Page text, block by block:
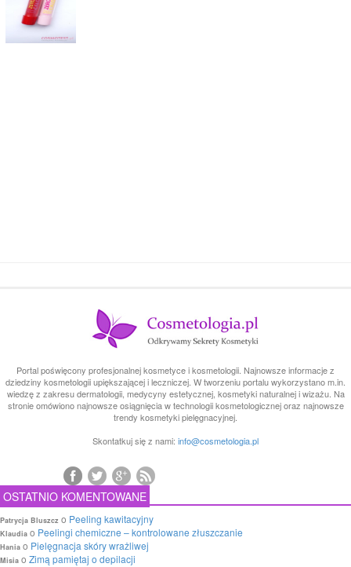
Portal poświęcony profesjonalnej kosmetyce i kosmetologii. Najnowsze informacje z
dziedziny kosmetologii upiększającej i leczniczej. W tworzeniu portalu wykorzystano m.in.
wiedzę z zakresu dermatologii, medycyny estetycznej, kosmetyki naturalnej i wizażu. Na
stronie omówiono najnowsze osiągnięcia w technologii kosmetologicznej oraz najnowsze
trendy kosmetyki pielęgnacyjnej.
Skontatkuj się z nami: info@cosmetologia.pl
OSTATNIO KOMENTOWANE
Patrycja Bluszcz o Peeling kawitacyjny
Klaudia o Peelingi chemiczne – kontrolowane złuszczanie
Hania o Pielęgnacja skóry wrażliwej
Misia o Zimą pamiętaj o depilacji